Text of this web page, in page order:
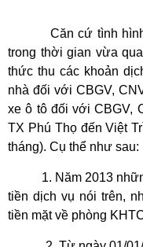
Căn cứ tình
trong thời gian vừa
thức thu các khoản
nhà đối với CBGV,
xe ô tô đối với CBGV,
TX Phú Thọ đến Việt
tháng). Cụ thể như sau:
1. Năm 2013
tiền dịch vụ nói trên,
tiền mặt về phòng